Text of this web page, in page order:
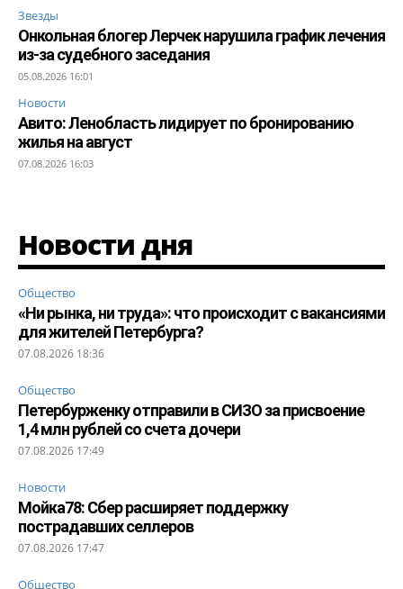
Звезды
Онкольная блогер Лерчек нарушила график лечения
из-за судебного заседания
05.08.2026 16:01
Новости
Авито: Ленобласть лидирует по бронированию
жилья на август
07.08.2026 16:03
Новости дня
Общество
«Ни рынка, ни труда»: что происходит с вакансиями
для жителей Петербурга?
07.08.2026 18:36
Общество
Петербурженку отправили в СИЗО за присвоение
1,4 млн рублей со счета дочери
07.08.2026 17:49
Новости
Мойка78: Сбер расширяет поддержку
пострадавших селлеров
07.08.2026 17:47
Общество